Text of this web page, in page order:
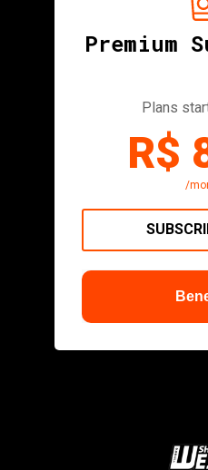
Premium
Plans
R$
/